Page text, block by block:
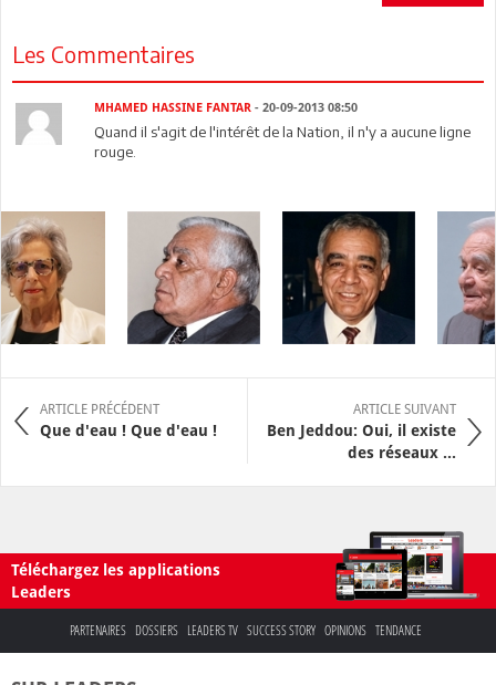
Les Commentaires
MHAMED HASSINE FANTAR - 20-09-2013 08:50
Quand il s'agit de l'intérêt de la Nation, il n'y a aucune ligne
rouge.
ARTICLE PRÉCÉDENT
Que d'eau ! Que d'eau !
ARTICLE SUIVANT
Ben Jeddou: Oui, il existe
des réseaux ...
Téléchargez les applications
Leaders
PARTENAIRES DOSSIERS LEADERS TV SUCCESS STORY OPINIONS TENDANCE